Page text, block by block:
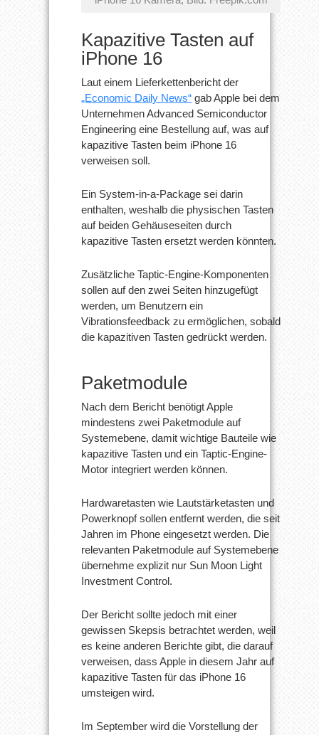
Kapazitive Tasten auf
iPhone 16
Laut einem Lieferkettenbericht der
„Economic Daily News“ gab Apple bei dem
Unternehmen Advanced Semiconductor
Engineering eine Bestellung auf, was auf
kapazitive Tasten beim iPhone 16
verweisen soll.
Ein System-in-a-Package sei darin
enthalten, weshalb die physischen Tasten
auf beiden Gehäuseseiten durch
kapazitive Tasten ersetzt werden könnten.
Zusätzliche Taptic-Engine-Komponenten
sollen auf den zwei Seiten hinzugefügt
werden, um Benutzern ein
Vibrationsfeedback zu ermöglichen, sobald
die kapazitiven Tasten gedrückt werden.
Paketmodule
Nach dem Bericht benötigt Apple
mindestens zwei Paketmodule auf
Systemebene, damit wichtige Bauteile wie
kapazitive Tasten und ein Taptic-Engine-
Motor integriert werden können.
Hardwaretasten wie Lautstärketasten und
Powerknopf sollen entfernt werden, die seit
Jahren im Phone eingesetzt werden. Die
relevanten Paketmodule auf Systemebene
übernehme explizit nur Sun Moon Light
Investment Control.
Der Bericht sollte jedoch mit einer
gewissen Skepsis betrachtet werden, weil
es keine anderen Berichte gibt, die darauf
verweisen, dass Apple in diesem Jahr auf
kapazitive Tasten für das iPhone 16
umsteigen wird.
Im September wird die Vorstellung der